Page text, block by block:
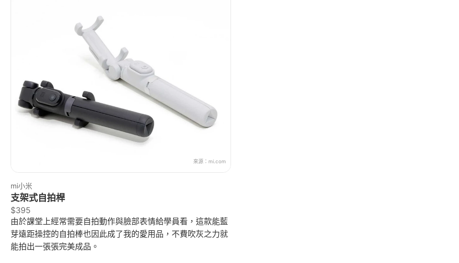
來源： mi.com
mi小米
支架式自拍桿
$395
由於課堂上經常需要自拍動作與臉部表情給學員看，這款能藍
芽遠距操控的自拍棒也因此成了我的愛用品，不費吹灰之力就
能拍出一張張完美成品。